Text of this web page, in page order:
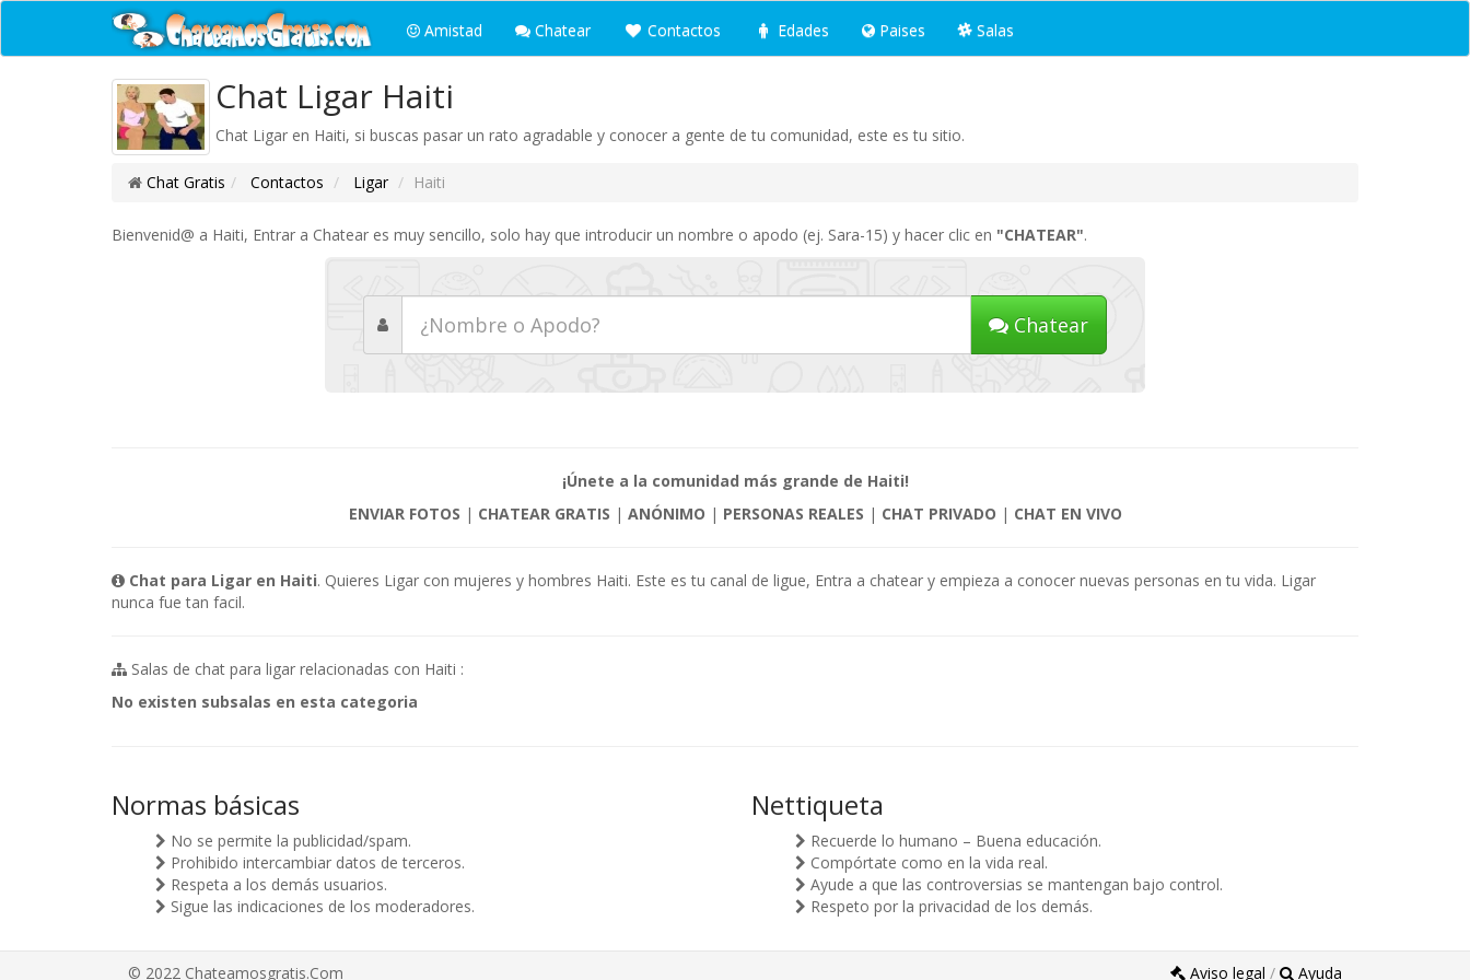
Amistad Chatear Contactos Edades Paises Salas
Chat Ligar Haiti
Chat Ligar en Haiti, si buscas pasar un rato agradable y conocer a gente de tu comunidad, este es tu sitio.
Chat Gratis Contactos Ligar Haiti
Bienvenid@ a Haiti, Entrar a Chatear es muy sencillo, solo hay que introducir un nombre o apodo (ej. Sara-15) y hacer clic en "CHATEAR".
Chatear
¡Únete a la comunidad más grande de Haiti!
ENVIAR FOTOS | CHATEAR GRATIS | ANÓNIMO | PERSONAS REALES | CHAT PRIVADO | CHAT EN VIVO
Chat para Ligar en Haiti. Quieres Ligar con mujeres y hombres Haiti. Este es tu canal de ligue, Entra a chatear y empieza a conocer nuevas personas en tu vida. Ligar
nunca fue tan facil.
Salas de chat para ligar relacionadas con Haiti :
No existen subsalas en esta categoria
Normas básicas
No se permite la publicidad/spam.
Prohibido intercambiar datos de terceros.
Respeta a los demás usuarios.
Sigue las indicaciones de los moderadores.
Nettiqueta
Recuerde lo humano – Buena educación.
Compórtate como en la vida real.
Ayude a que las controversias se mantengan bajo control.
Respeto por la privacidad de los demás.
© 2022 Chateamosgratis.Com Aviso legal / Ayuda